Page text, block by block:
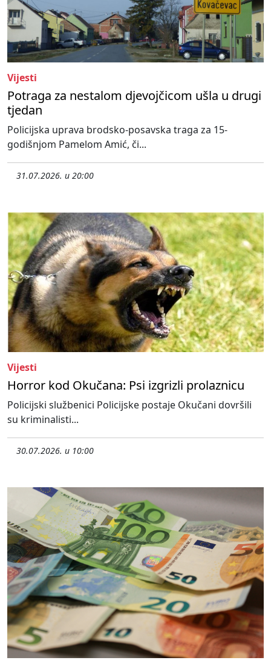
Vijesti
Potraga za nestalom djevojčicom ušla u drugi
tjedan
Policijska uprava brodsko-posavska traga za 15-
godišnjom Pamelom Amić, či...
31.07.2026. u 20:00
Vijesti
Horror kod Okučana: Psi izgrizli prolaznicu
Policijski službenici Policijske postaje Okučani dovršili
su kriminalisti...
30.07.2026. u 10:00